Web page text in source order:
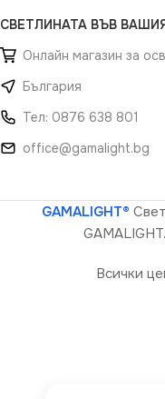
СВЕТЛИНАТА ВЪВ
Онлайн магазин за
България
Тел: 0876 638 801
office@gamalight.bg
GAMALIGHT®
Всички